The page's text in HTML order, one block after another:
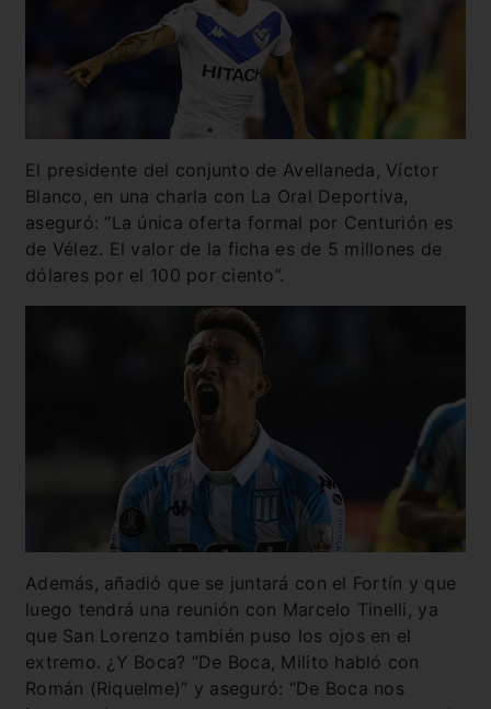
El presidente del conjunto de Avellaneda, Víctor
Blanco, en una charla con La Oral Deportiva,
aseguró: “La única oferta formal por Centurión es
de Vélez. El valor de la ficha es de 5 millones de
dólares por el 100 por ciento”.
Además, añadió que se juntará con el Fortín y que
luego tendrá una reunión con Marcelo Tinelli, ya
que San Lorenzo también puso los ojos en el
extremo. ¿Y Boca? “De Boca, Milito habló con
Román (Riquelme)” y aseguró: “De Boca nos